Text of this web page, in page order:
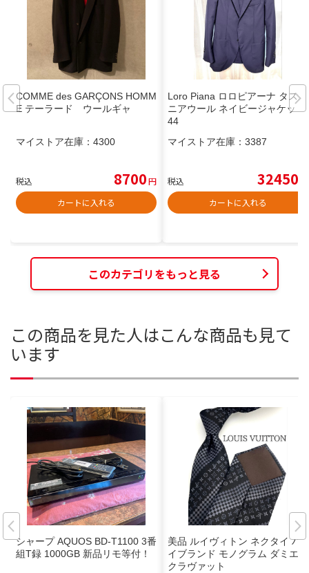
COMME des GARÇONS HOMM
E テーラード ウールギャ
マイストア在庫： 4300
税込 8700円
カートに入れる
Loro Piana ロロピアーナ タスマ
ニアウール ネイビージャケット
44
マイストア在庫： 3387
税込 32450
カートに入れる
このカテゴリをもっと見る
この商品を見た人はこんな商品も見て
います
シャープ AQUOS BD-T1100 3番
組T録 1000GB 新品リモ等付！
美品 ルイヴィトン ネクタイ ハ
イブランド モノグラム ダミエ
クラヴァット